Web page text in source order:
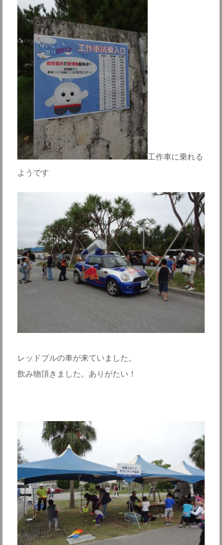
工作車に乗れる
ようです
レッドブルの車が来ていました。
飲み物頂きました。ありがたい！